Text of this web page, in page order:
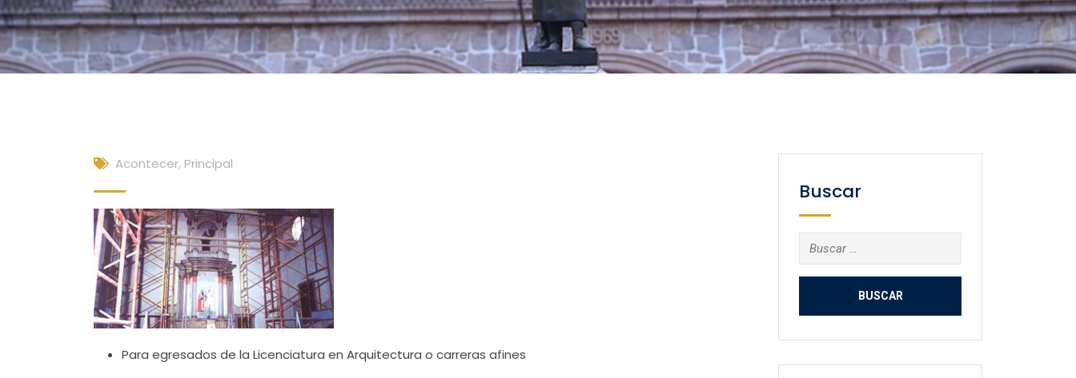
Acontecer, Principal
Para egresados de la Licenciatura en Arquitectura o carreras afines
Buscar
Buscar: